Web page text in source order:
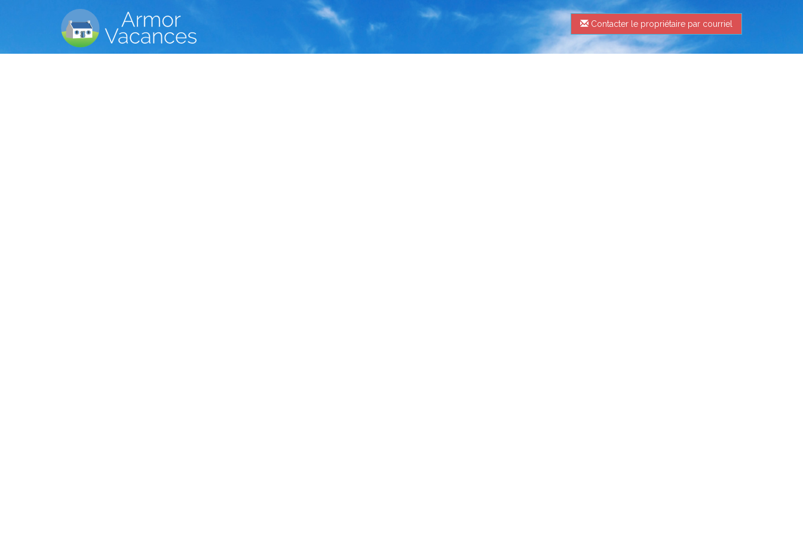
Contacter le propriétaire par courriel